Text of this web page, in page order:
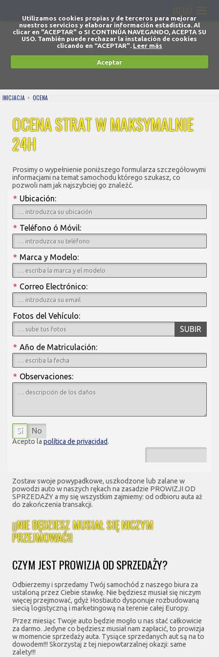
Utilizamos cookies propias y de terceros para mejorar
nuestros servicios y elaborar información estadística. Al
clicar en "ACEPTAR" o SI CONTINÚA NAVEGANDO, ACEPTA SU
USO. También puede rechazar la instalación de cookies
clicando en “ACEPTAR". Leer más
Aceptar
INICJACJA OCENA
OCENA STRAT W MAKSYMALNIE
24H
Prosimy o wypełnienie poniższego formularza szczegółowymi
informacjami na temat samochodu którego szukasz, co
pozwoli nam jak najszybciej go znaleźć.
Ubicación:
*
Teléfono ó Móvil:
*
Marca y Modelo:
*
Correo Electrónico:
*
Fotos del Vehículo:
SUBIR
Año de Matriculación:
*
Observaciones:
*
Sí No
Acepto la política de privacidad.
Zostaw swoje powypadkowe, uszkodzone lub zalane w
powodzi auto w naszych rękach na zasadzie PROWIZJI OD
SPRZEDAŻY a my się wszystkim zajmiemy: od odbioru auta aż
do zakończenia transakcji.
¡¡NIE BĘDZIESZ MUSIAŁ SIĘ NICZYM
PRZEJMOWAĆ!!
CZYM JEST PROWIZJA OD SPRZEDAŻY?
Odbierzemy i sprzedamy Twój samochód z naszego biura za
ustaloną przez Ciebie stawkę. Nie będziesz musiał się niczym
więcej przejmować, gdyż Hostiauto dysponuje rozbudowaną
siecią logistyczną i marketingową na terenie całej Europy.
Przez miesiąc Twoje auto będzie mogło u nas stać całkowicie
za darmo. Jedyne co będziesz musiał nam zapłacić, to prowizja
w momencie sprzedaży auta. Tysiące sprzedanych aut są na to
dowodem!!! Skorzystaj z tej niepowtarzalnej okazji: same
zalety!!!